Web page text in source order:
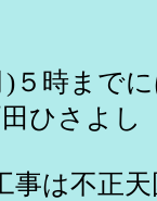
５時まで
ひさよ
事は不正